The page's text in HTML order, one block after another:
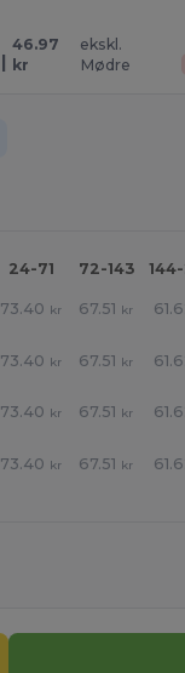
|
46.97
kr
ekskl.
Mødre
24-71 72-143
73.40 kr 67.51 kr
73.40 kr 67.51 kr
73.40 kr 67.51 kr
73.40 kr 67.51 kr